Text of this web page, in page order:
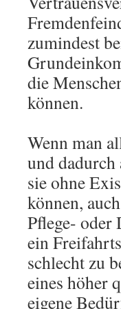
zumindest
die
können.
Wenn man
und
sie ohne
können,
Pflege- oder
ein
schlecht zu
eines höher
eigene